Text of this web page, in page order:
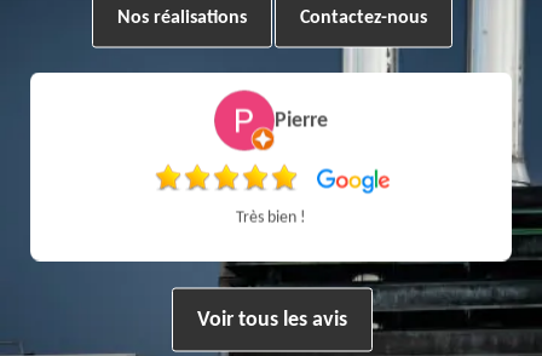
Nos réalisations Contactez-nous
Pierre
Très bien !
Voir tous les avis